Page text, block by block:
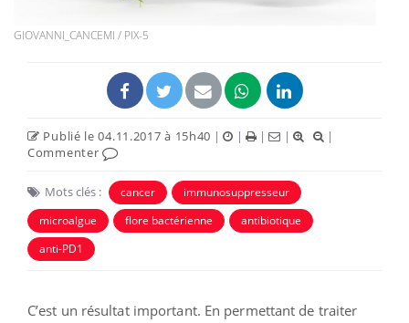
GIOVANNI_CANCEMI / PIX-5
Publié le 04.11.2017 à 15h40 | | | |
|
Commenter
Mots clés : cancer
immunosuppresseur
microalgue
flore bactérienne
antibiotique
anti-PD1
C’est un résultat important. En permettant de traiter